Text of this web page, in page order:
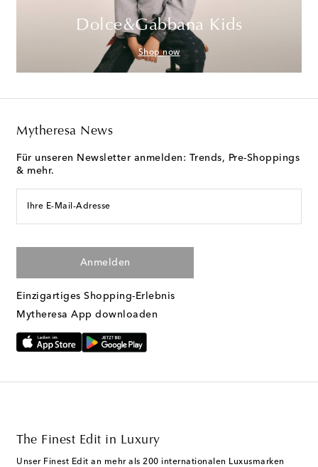
Dolce&Gabbana Kids
Shop now
Mytheresa News
Für unseren Newsletter anmelden: Trends, Pre-Shoppings
& mehr.
Ihre E-Mail-Adresse
Anmelden
Einzigartiges Shopping-Erlebnis
Mytheresa App downloaden
The Finest Edit in Luxury
Unser Finest Edit an mehr als 200 internationalen Luxusmarken